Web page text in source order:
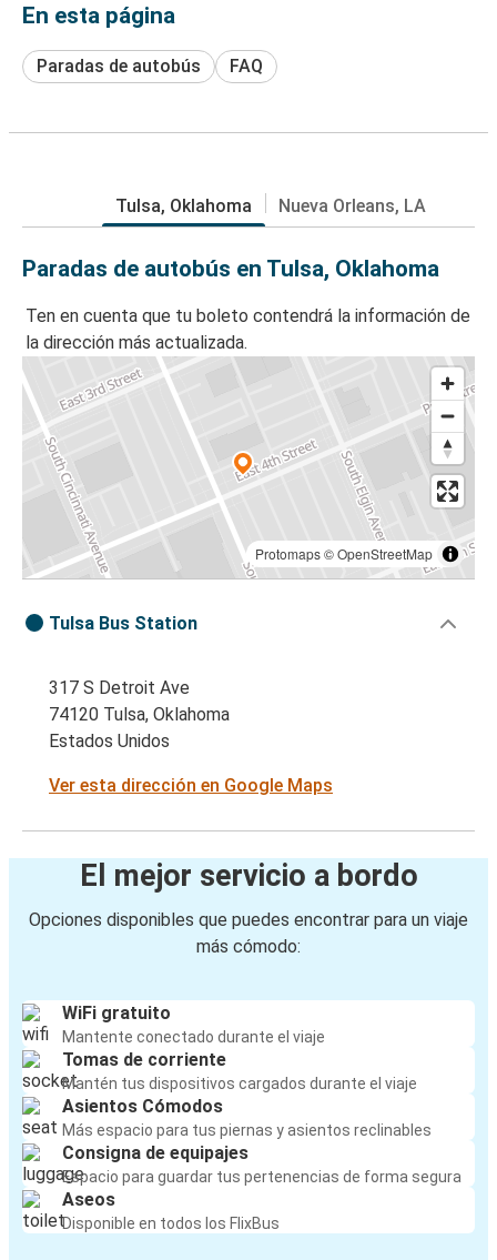
En esta página
Paradas de autobús FAQ
Tulsa, Oklahoma Nueva Orleans, LA
Paradas de autobús en Tulsa, Oklahoma
Ten en cuenta que tu boleto contendrá la información de
la dirección más actualizada.
Protomaps©OpenStreetMap
Tulsa Bus Station
317 S Detroit Ave
74120 Tulsa, Oklahoma
Estados Unidos
Ver esta dirección en Google Maps
El mejor servicio a bordo
Opciones disponibles que puedes encontrar para un viaje
más cómodo:
WiFi gratuito
Mantente conectado durante el viaje
Tomas de corriente
Mantén tus dispositivos cargados durante el viaje
Asientos Cómodos
Más espacio para tus piernas y asientos reclinables
Consigna de equipajes
Espacio para guardar tus pertenencias de forma segura
Aseos
Disponible en todos los FlixBus